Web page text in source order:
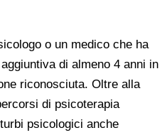
o un medico che ha
di almeno 4 anni in
riconosciuta. Oltre alla
di psicoterapia
psicologici anche